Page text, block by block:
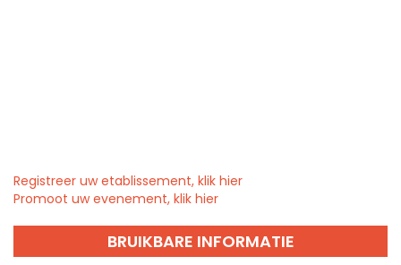
Registreer uw etablissement, klik hier
Promoot uw evenement, klik hier
BRUIKBARE INFORMATIE